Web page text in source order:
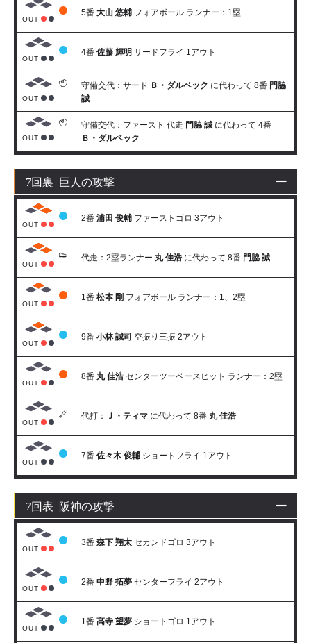
OUT
5番 大山 悠輔 フォアボール ランナー：1塁
OUT
4番 佐藤 輝明 サードフライ 1アウト
OUT
守備交代：サード Ｂ・ダルベック に代わって 8番 門脇
誠
OUT
守備交代：ファースト 代走 門脇 誠 に代わって 4番
Ｂ・ダルベック
7回裏 巨人の攻撃
OUT
2番 浦田 俊輔 ファーストゴロ 3アウト
OUT
代走：2塁ランナー 丸 佳浩 に代わって 8番 門脇 誠
OUT
1番 松本 剛 フォアボール ランナー：1、2塁
OUT
9番 小林 誠司 空振り三振 2アウト
OUT
8番 丸 佳浩 センターツーベースヒット ランナー：2塁
OUT
代打： Ｊ・ティマ に代わって 8番 丸 佳浩
OUT
7番 佐々木 俊輔 ショートフライ 1アウト
7回表 阪神の攻撃
OUT
3番 森下 翔太 セカンドゴロ 3アウト
OUT
2番 中野 拓夢 センターフライ 2アウト
OUT
1番 髙寺 望夢 ショートゴロ 1アウト